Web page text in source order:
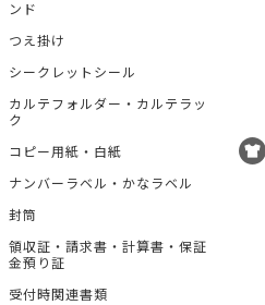
ンド
つえ掛け
シークレットシール
カルテフォルダー・カルテラッ
ク
コピー用紙・白紙
ナンバーラベル・かなラベル
封筒
領収証・請求書・計算書・保証
金預り証
受付時関連書類